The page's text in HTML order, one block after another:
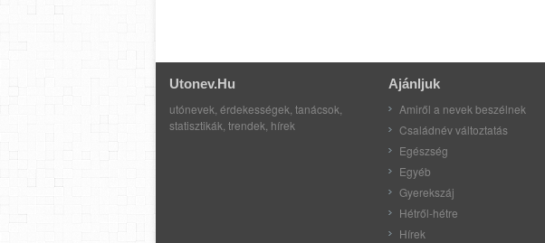
Utonev.hu
utónevek, érdekességek, tanácsok,
statisztikák, trendek, hírek
Ajánljuk
Amiről a nevek beszélnek
Családnév változtatás
Egészség
Egyéb
Gyerekszáj
Hétről-hétre
Hírek